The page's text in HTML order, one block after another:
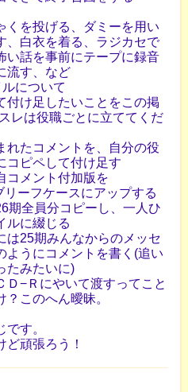
くを投げる、ダミーを用い
、白衣を着る、ラジカセで
い話を事前にテープに録音
流す、など
について
付け足したいことをこの掲
レは役職ごとに立ててくだ
れたコメントを、自分の役
コピペして付け足す
コメント付加版を
リーフケースにアップする
期全員分コピーし、一人ひ
ルに綴じる
は25期みんなからのメッセ
ようにコメントを書く(追い
たみたいに)
Ｄ−Ｒにやいて渡すってこと
このへん曖昧。
です。
ど頑張ろう！